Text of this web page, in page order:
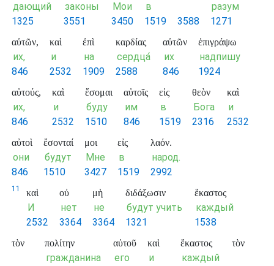
дающий
1325
законы
3551
Мои
3450
в
1519
3588
разум
1271
αὐτῶν,
их,
846
καὶ
и
2532
ἐπὶ
на
1909
καρδίας
сердца́
2588
αὐτῶν
их
846
ἐπιγράψω
надпишу
1924
αὐτούς,
их,
846
καὶ
и
2532
ἔσομαι
буду
1510
αὐτοῖς
им
846
εἰς
в
1519
θεὸν
Бога
2316
καὶ
и
2532
αὐτοὶ
они
846
ἔσονταί
будут
1510
μοι
Мне
3427
εἰς
в
1519
λαόν.
народ.
2992
11 καὶ
И
2532
οὐ
нет
3364
μὴ
не
3364
διδάξωσιν
будут учить
1321
ἕκαστος
каждый
1538
τὸν πολίτην
гражданина
αὐτοῦ
его
καὶ
и
ἕκαστος
каждый
τὸν